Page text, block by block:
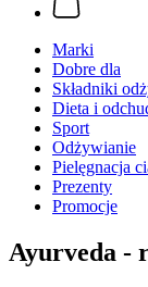
Marki
Dobre dla
Składniki
Dieta i
Sport
Odżywianie
Pielęgnacja
Prezenty
Promocje
Ayurveda -